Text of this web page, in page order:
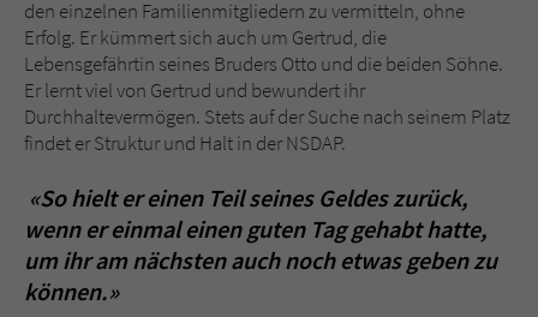
den einzelnen Familienmitgliedern zu vermitteln, ohne
Erfolg. Er kümmert sich auch um Gertrud, die
Lebensgefährtin seines Bruders Otto und die beiden Söhne.
Er lernt viel von Gertrud und bewundert ihr
Durchhaltevermögen. Stets auf der Suche nach seinem Platz
findet er Struktur und Halt in der NSDAP.
«So hielt er einen Teil seines Geldes zurück,
wenn er einmal einen guten Tag gehabt hatte,
um ihr am nächsten auch noch etwas geben zu
können.»